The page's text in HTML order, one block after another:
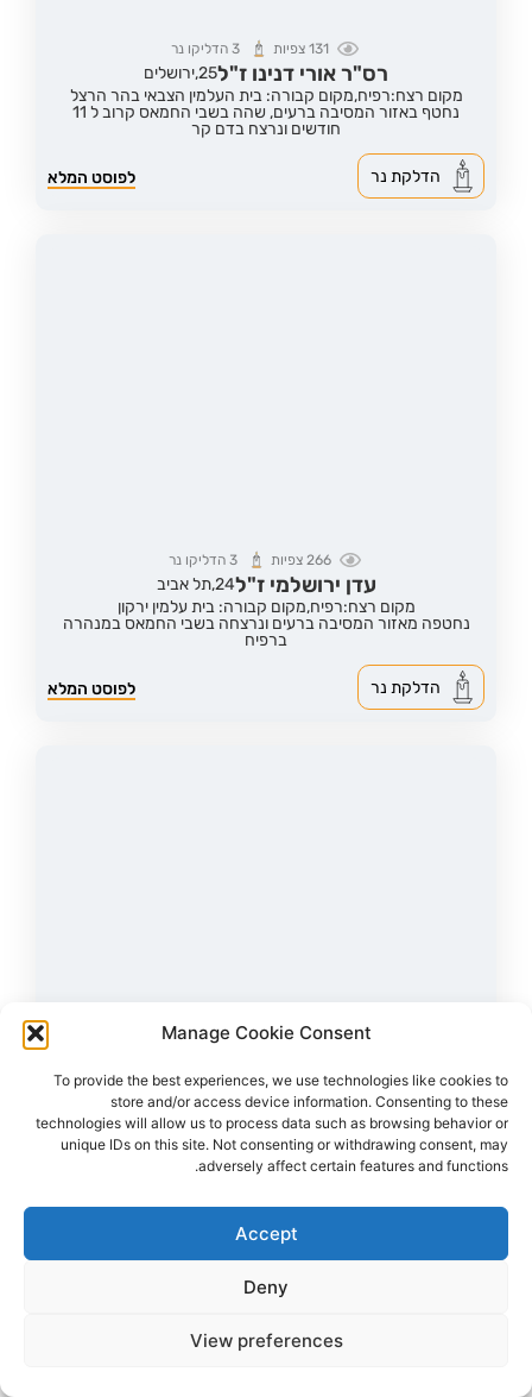
Manage Cookie Consent
To provide the best experiences, we use technologies like cookies to
store and/or access device information. Consenting to these
technologies will allow us to process data such as browsing behavior or
unique IDs on this site. Not consenting or withdrawing consent, may
adversely affect certain features and functions.
Accept
Deny
View preferences
131 צפיות 3הדליקו נר
רס"ר אורי דנינו ז"ל25,ירושלים
מקום רצח:רפיח,מקום קבורה: בית העלמין הצבאי בהר הרצל
נחטף באזור המסיבה ברעים, שהה בשבי החמאס קרוב ל 11
חודשים ונרצח בדם קר
לפוסט המלא הדלקת נר
266 צפיות 3הדליקו נר
עדן ירושלמי ז"ל24,תל אביב
מקום רצח:רפיח,מקום קבורה: בית עלמין ירקון
נחטפה מאזור המסיבה ברעים ונרצחה בשבי החמאס במנהרה
ברפיח
לפוסט המלא הדלקת נר
הדליקו נר
לירז אסולין ז"ל38, קרית מלאכי
מקום רצח:המסיבה ברעים,מקום קבורה: בית העלמין קריית מלאכי
לירז ז"ל עוד הספיקה לכתוב למשפחתה "אוהבת אתכם, יורים עליי"